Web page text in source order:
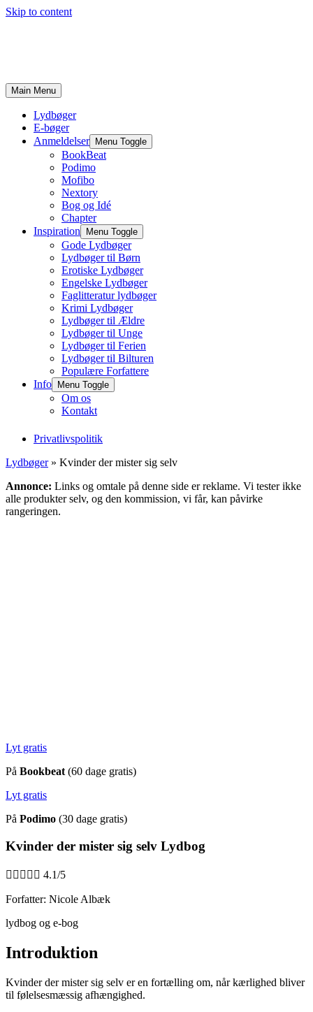
Skip to content
Main Menu
Lydbøger
E-bøger
Anmeldelser
Menu Toggle
BookBeat
Podimo
Mofibo
Nextory
Bog og Idé
Chapter
Inspiration
Menu Toggle
Gode Lydbøger
Lydbøger til Børn
Erotiske Lydbøger
Engelske Lydbøger
Faglitteratur lydbøger
Krimi Lydbøger
Lydbøger til Ældre
Lydbøger til Unge
Lydbøger til Ferien
Lydbøger til Bilturen
Populære Forfattere
Info
Menu Toggle
Om os
Kontakt
Privatlivspolitik
Lydbøger» Kvinder der mister sig selv
Annonce: Links og omtale på denne side er reklame. Vi tester ikke
alle produkter selv, og den kommission, vi får, kan påvirke
rangeringen.
Lyt gratis
På Bookbeat (60 dage gratis)
Lyt gratis
På Podimo (30 dage gratis)
Kvinder der mister sig selv Lydbog
     4.1/5
Forfatter: Nicole Albæk
lydbog og e-bog
Introduktion
Kvinder der mister sig selv er en fortælling om, når kærlighed bliver
til følelsesmæssig afhængighed.